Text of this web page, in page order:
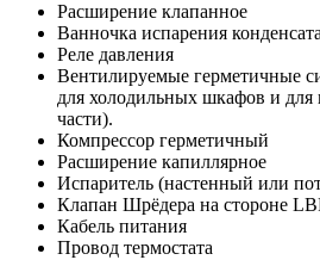
Расширение клапанное
Ванночка испарения конденсата
Реле давления
Вентилируемые герметичные
для холодильных шкафов и
части).
Компрессор герметичный
Расширение капиллярное
Испаритель (настенный или
Клапан Шрёдера на стороне
Кабель питания
Провод термостата